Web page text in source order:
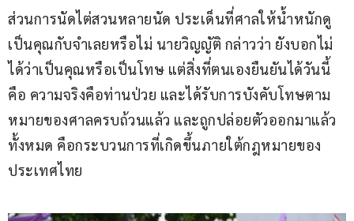
ส่วนการนัดไต่สวนหลายนัด ประเด็นที่ศาลให้น้ำหนักดู
เป็นคุณกับจำเลยหรือไม่ นายวิญญัติ กล่าวว่า ยังบอกไม่
ได้ว่าเป็นคุณหรือเป็นโทษ แต่สิ่งที่ตนเองยืนยันได้วันนี้
คือ ความจริงคือท่านป่วย และได้รับการบังคับโทษตาม
หมายของศาลครบถ้วนแล้ว และถูกปล่อยตัวออกมาแล้ว
ทั้งหมด คือกระบวนการที่เกิดขึ้นภายใต้กฎหมายของ
ประเทศไทย